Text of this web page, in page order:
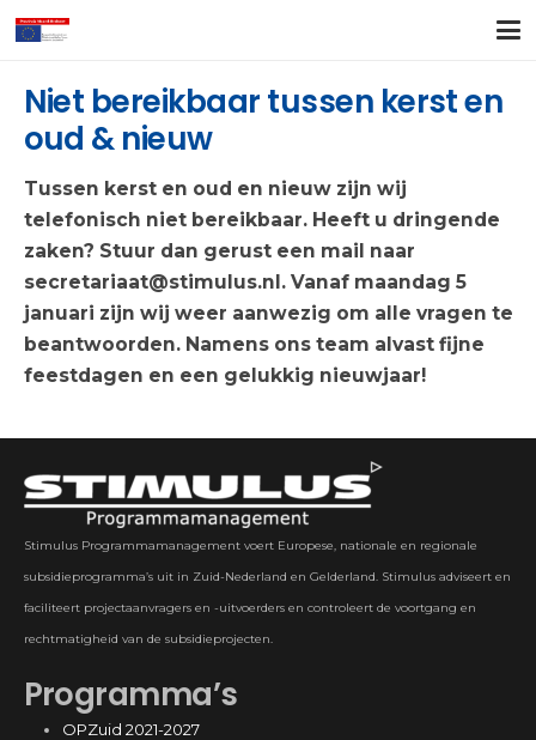
Niet bereikbaar tussen kerst en
oud & nieuw
Tussen kerst en oud en nieuw zijn wij
telefonisch niet bereikbaar. Heeft u dringende
zaken? Stuur dan gerust een mail naar
secretariaat@stimulus.nl. Vanaf maandag 5
januari zijn wij weer aanwezig om alle vragen te
beantwoorden. Namens ons team alvast fijne
feestdagen en een gelukkig nieuwjaar!
Stimulus Programmamanagement voert Europese, nationale en regionale
subsidieprogramma’s uit in Zuid-Nederland en Gelderland. Stimulus adviseert en
faciliteert projectaanvragers en -uitvoerders en controleert de voortgang en
rechtmatigheid van de subsidieprojecten.
Programma’s
OPZuid 2021-2027